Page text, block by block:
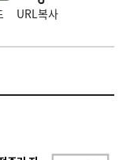
URL복사